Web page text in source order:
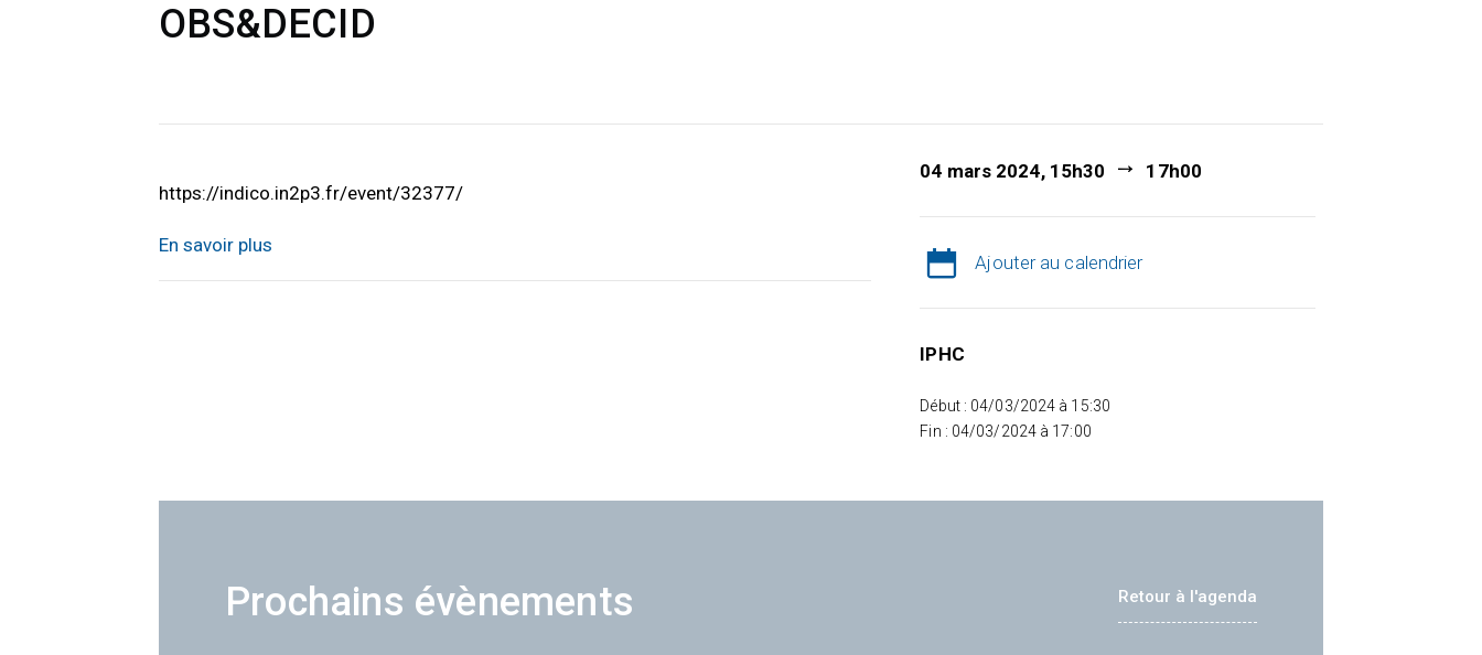
OBS&DECID
https://indico.in2p3.fr/event/32377/
En savoir plus
04 mars 2024, 15h30 17h00
Ajouter au calendrier
IPHC
Début : 04/03/2024 à 15:30
Fin : 04/03/2024 à 17:00
Prochains évènements Retour à l'agenda